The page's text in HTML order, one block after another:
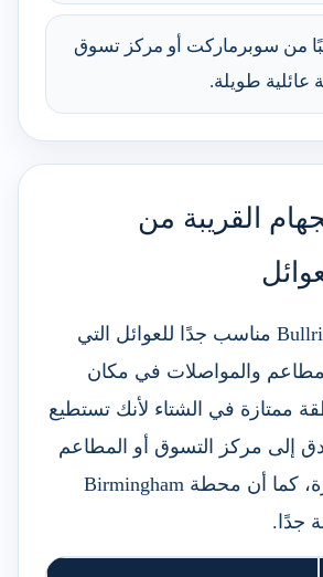
من سوبرماركت أو مركز تسوق
عائلية طويلة.
القريبة من
السكن قرب Bullring مناسب جدًا للعوائل التي
والمواصلات في مكان
ممتازة في الشتاء لأنك تستطيع
إلى مركز التسوق أو المطاعم
دون تنقلات كثيرة، كما أن محطة Birmingham